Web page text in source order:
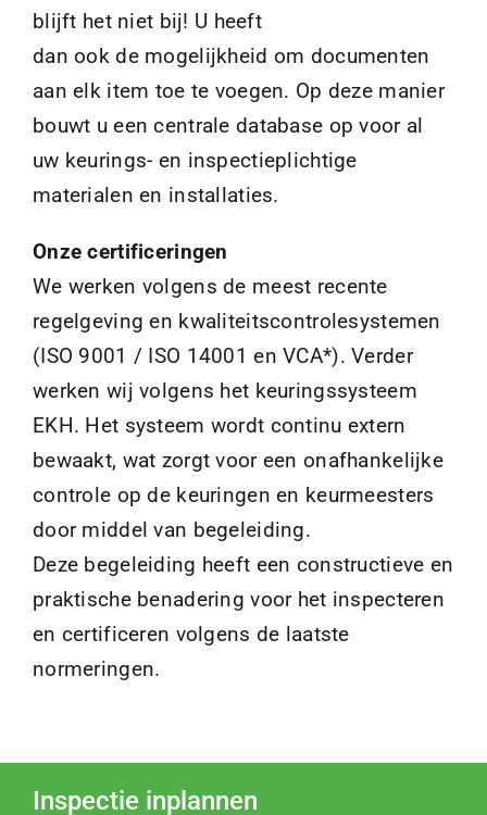
blijft het niet bij! U heeft
dan ook de mogelijkheid om documenten
aan elk item toe te voegen. Op deze manier
bouwt u een centrale database op voor al
uw keurings- en inspectieplichtige
materialen en installaties.
Onze certificeringen
We werken volgens de meest recente
regelgeving en kwaliteitscontrolesystemen
(ISO 9001 / ISO 14001 en VCA*). Verder
werken wij volgens het keuringssysteem
EKH. Het systeem wordt continu extern
bewaakt, wat zorgt voor een onafhankelijke
controle op de keuringen en keurmeesters
door middel van begeleiding.
Deze begeleiding heeft een constructieve en
praktische benadering voor het inspecteren
en certificeren volgens de laatste
normeringen.
Inspectie inplannen